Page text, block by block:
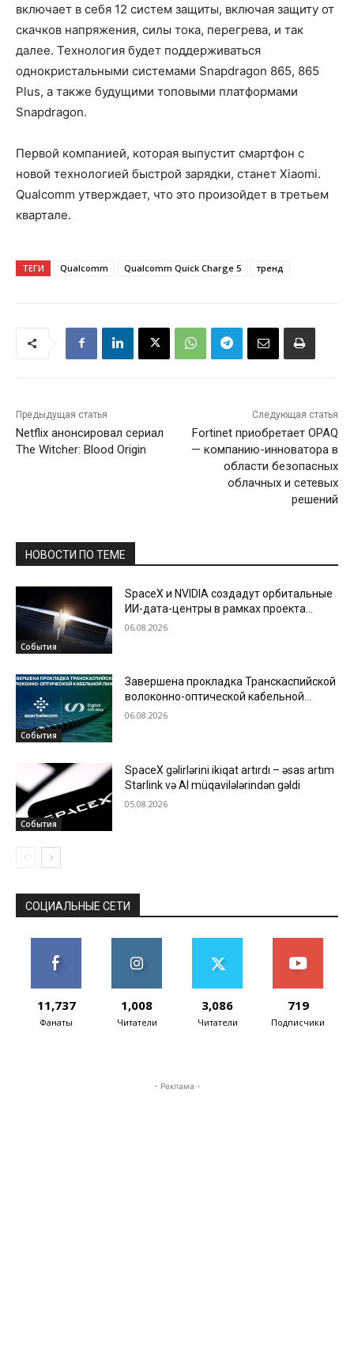
включает в себя 12 систем защиты, включая защиту от
скачков напряжения, силы тока, перегрева, и так
далее. Технология будет поддерживаться
однокристальными системами Snapdragon 865, 865
Plus, а также будущими топовыми платформами
Snapdragon.
Первой компанией, которая выпустит смартфон с
новой технологией быстрой зарядки, станет Xiaomi.
Qualcomm утверждает, что это произойдет в третьем
квартале.
ТЕГИ Qualcomm Qualcomm Quick Charge 5 тренд
Предыдущая статья
Netflix анонсировал сериал
The Witcher: Blood Origin
Следующая статья
Fortinet приобретает OPAQ
— компанию-инноватора в
области безопасных
облачных и сетевых
решений
НОВОСТИ ПО ТЕМЕ
События
SpaceX и NVIDIA создадут орбитальные
ИИ-дата-центры в рамках проекта
Starmind
06.08.2026
События
Завершена прокладка Транскаспийской
волоконно-оптической кабельной
линии по дну Каспийского моря
06.08.2026
События
SpaceX gəlirlərini ikiqat artırdı – əsas artım
Starlink və AI müqavilələrindən gəldi
05.08.2026
СОЦИАЛЬНЫЕ СЕТИ
11,737
Фанаты
1,008
Читатели
3,086
Читатели
719
Подписчики
- Реклама -